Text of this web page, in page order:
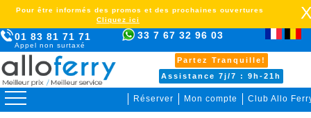
01 83 81 71 71
Appel non surtaxé
33 7 67 32 96 03
Partez Tranquille!
Assistance 7j/7 : 9h-21h
Réserver Mon compte Club Allo
Pour être informés des promos et des prochaines ouvertures
Cliquez ici